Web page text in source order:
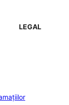
LEGAL